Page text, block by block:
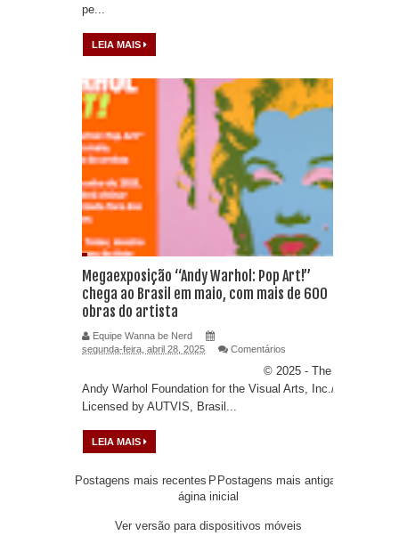
pe...
LEIA MAIS
Megaexposição “Andy Warhol: Pop Art!”
chega ao Brasil em maio, com mais de 600
obras do artista
Equipe Wanna be Nerd
segunda-feira, abril 28, 2025
Comentários
© 2025 - The
Andy Warhol Foundation for the Visual Arts, Inc./
Licensed by AUTVIS, Brasil...
LEIA MAIS
Postagens mais recentes Postagens mais antigas
P
ágina inicial
Ver versão para dispositivos móveis